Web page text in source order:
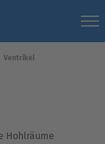
Ventrikel
Hohlräume